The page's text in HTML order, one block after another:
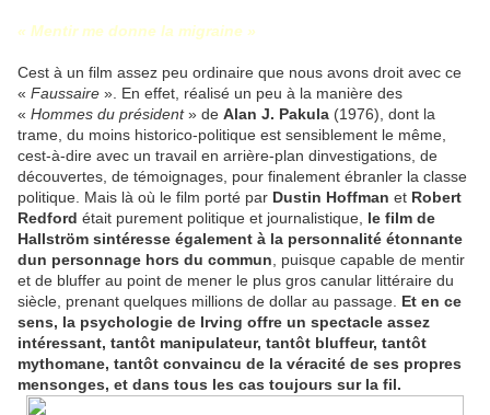
« Mentir me donne la migraine »
Cest à un film assez peu ordinaire que nous avons droit avec ce
« Faussaire ». En effet, réalisé un peu à la manière des
« Hommes du président» de Alan J. Pakula (1976), dont la
trame, du moins historico-politique est sensiblement le même,
cest-à-dire avec un travail en arrière-plan dinvestigations, de
découvertes, de témoignages, pour finalement ébranler la classe
politique. Mais là où le film porté par Dustin Hoffman et Robert
Redford était purement politique et journalistique, le film de
Hallström sintéresse également à la personnalité étonnante
dun personnage hors du commun , puisque capable de mentir
et de bluffer au point de mener le plus gros canular littéraire du
siècle, prenant quelques millions de dollar au passage. Et en ce
sens, la psychologie de Irving offre un spectacle assez
intéressant, tantôt manipulateur, tantôt bluffeur, tantôt
mythomane, tantôt convaincu de la véracité de ses propres
mensonges, et dans tous les cas toujours sur la fil.